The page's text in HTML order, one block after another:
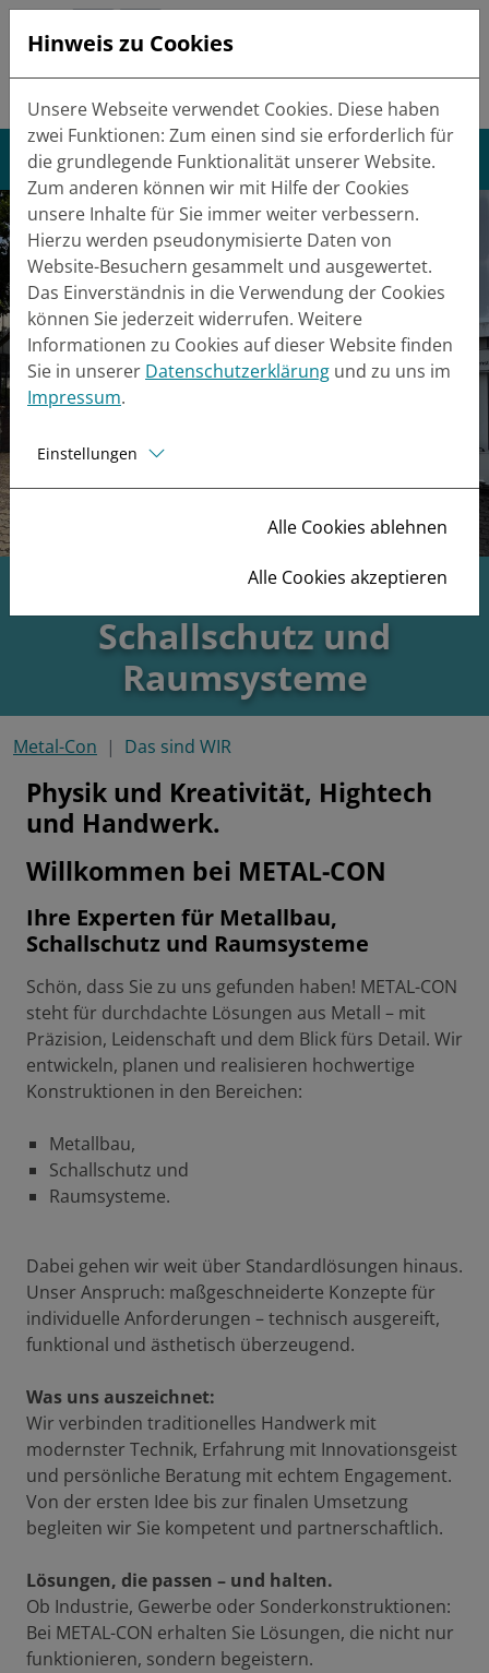
Tel.:+49 (0) 5084 9310-0
Mail:info(at)metal-con.de
Ihr Partner für
Schallschutz und
Raumsysteme
Metal-Con Das sind WIR
Physik und Kreativität, Hightech
und Handwerk.
Willkommen bei METAL-CON
Ihre Experten für Metallbau,
Schallschutz und Raumsysteme
Schön, dass Sie zu uns gefunden haben! METAL-CON
steht für durchdachte Lösungen aus Metall – mit
Präzision, Leidenschaft und dem Blick fürs Detail. Wir
entwickeln, planen und realisieren hochwertige
Konstruktionen in den Bereichen:
Metallbau,
Schallschutz und
Raumsysteme.
Dabei gehen wir weit über Standardlösungen hinaus.
Unser Anspruch: maßgeschneiderte Konzepte für
individuelle Anforderungen – technisch ausgereift,
funktional und ästhetisch überzeugend.
Was uns auszeichnet:
Wir verbinden traditionelles Handwerk mit
modernster Technik, Erfahrung mit Innovationsgeist
und persönliche Beratung mit echtem Engagement.
Von der ersten Idee bis zur finalen Umsetzung
begleiten wir Sie kompetent und partnerschaftlich.
Lösungen, die passen – und halten.
Ob Industrie, Gewerbe oder Sonderkonstruktionen:
Bei METAL-CON erhalten Sie Lösungen, die nicht nur
funktionieren, sondern begeistern.
Hinweis zu Cookies
Unsere Webseite verwendet Cookies. Diese haben
zwei Funktionen: Zum einen sind sie erforderlich für
die grundlegende Funktionalität unserer Website.
Zum anderen können wir mit Hilfe der Cookies
unsere Inhalte für Sie immer weiter verbessern.
Hierzu werden pseudonymisierte Daten von
Website-Besuchern gesammelt und ausgewertet.
Das Einverständnis in die Verwendung der Cookies
können Sie jederzeit widerrufen. Weitere
Informationen zu Cookies auf dieser Website finden
Sie in unserer Datenschutzerklärung und zu uns im
Impressum.
Einstellungen
Alle Cookies ablehnen
Alle Cookies akzeptieren